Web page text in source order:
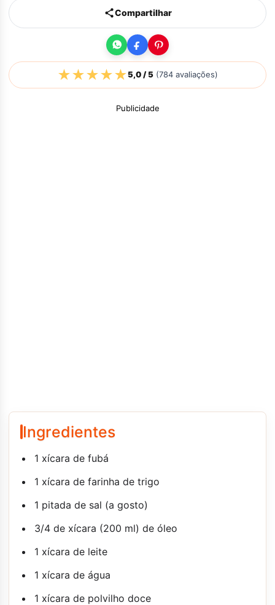
Compartilhar
★★★★★5,0/ 5 (784 avaliações)
Publicidade
Ingredientes
1 xícara de fubá
1 xícara de farinha de trigo
1 pitada de sal (a gosto)
3/4 de xícara (200 ml) de óleo
1 xícara de leite
1 xícara de água
1 xícara de polvilho doce